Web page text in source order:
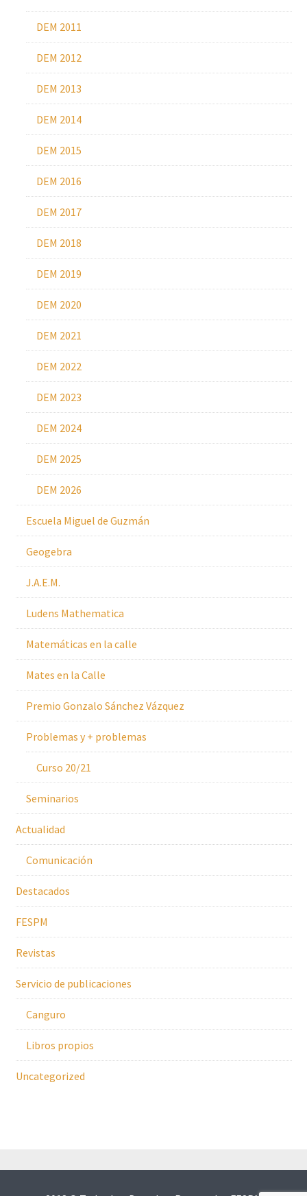
DEM 2011
DEM 2012
DEM 2013
DEM 2014
DEM 2015
DEM 2016
DEM 2017
DEM 2018
DEM 2019
DEM 2020
DEM 2021
DEM 2022
DEM 2023
DEM 2024
DEM 2025
DEM 2026
Escuela Miguel de Guzmán
Geogebra
J.A.E.M.
Ludens Mathematica
Matemáticas en la calle
Mates en la Calle
Premio Gonzalo Sánchez Vázquez
Problemas y + problemas
Curso 20/21
Seminarios
Actualidad
Comunicación
Destacados
FESPM
Revistas
Servicio de publicaciones
Canguro
Libros propios
Uncategorized